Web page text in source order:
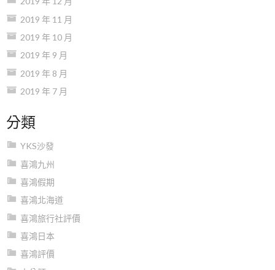
2019 年 11 月
2019 年 10 月
2019 年 9 月
2019 年 8 月
2019 年 7 月
分類
YKS沙發
喜鴻九州
喜鴻假期
喜鴻北海道
喜鴻旅行社評價
喜鴻日本
喜鴻評價